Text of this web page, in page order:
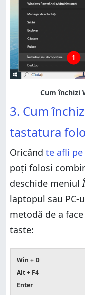
3. Cum
tastatura
Oricând te afli pe
poți folosi
deschide meniul
laptopul sau PC-
metodă de a
taste:
Win + D
Alt + F4
Enter